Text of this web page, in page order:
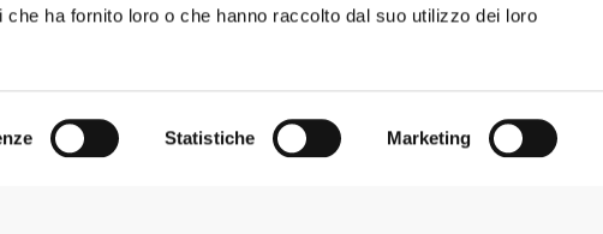
ha fornito loro o che hanno raccolto dal suo utilizzo dei loro
Statistiche Marketing